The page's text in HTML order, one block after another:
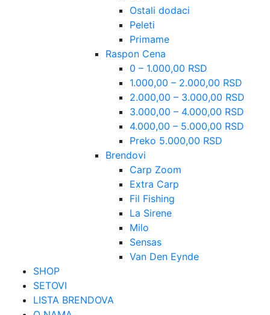
Ostali dodaci
Peleti
Primame
Raspon Cena
0 – 1.000,00 RSD
1.000,00 – 2.000,00 RSD
2.000,00 – 3.000,00 RSD
3.000,00 – 4.000,00 RSD
4.000,00 – 5.000,00 RSD
Preko 5.000,00 RSD
Brendovi
Carp Zoom
Extra Carp
Fil Fishing
La Sirene
Milo
Sensas
Van Den Eynde
SHOP
SETOVI
LISTA BRENDOVA